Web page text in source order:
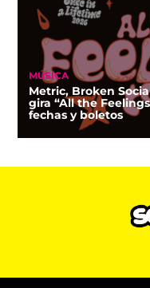
MÚSICA
Metric, Broken
gira “All the
fechas y boletos